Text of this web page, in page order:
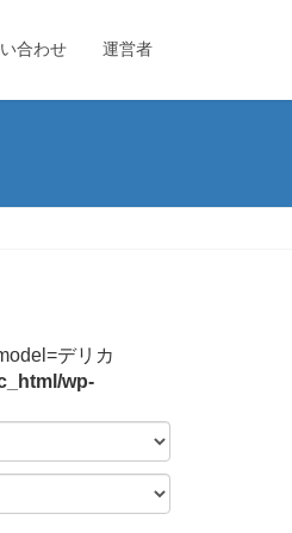
合わせ 運営者
デリカ
wp-